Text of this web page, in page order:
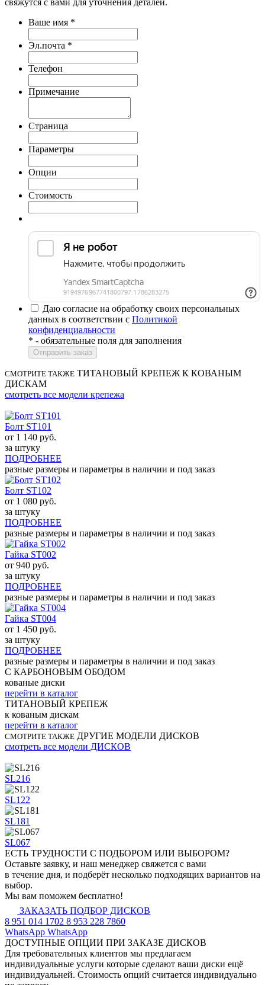
свяжутся с вами для уточнения деталей.
Ваше имя *
Эл.почта *
Телефон
Примечание
Страница
Параметры
Опции
Стоимость
Даю согласие на обработку своих персональных
данных в соответствии с Политикой
конфиденциальности
* - обязательные поля для заполнения
СМОТРИТЕ ТАКЖЕ ТИТАНОВЫЙ КРЕПЕЖ К КОВАНЫМ
ДИСКАМ
смотреть все модели крепежа
Болт ST101
от 1 140 руб.
за штуку
ПОДРОБНЕЕ
разные размеры и параметры в наличии и под заказ
Болт ST102
от 1 080 руб.
за штуку
ПОДРОБНЕЕ
разные размеры и параметры в наличии и под заказ
Гайка ST002
от 940 руб.
за штуку
ПОДРОБНЕЕ
разные размеры и параметры в наличии и под заказ
Гайка ST004
от 1 450 руб.
за штуку
ПОДРОБНЕЕ
разные размеры и параметры в наличии и под заказ
С КАРБОНОВЫМ ОБОДОМ
кованые диски
перейти в каталог
ТИТАНОВЫЙ КРЕПЕЖ
к кованым дискам
перейти в каталог
СМОТРИТЕ ТАКЖЕ ДРУГИЕ МОДЕЛИ ДИСКОВ
смотреть все модели ДИСКОВ
SL216
SL122
SL181
SL067
ЕСТЬ ТРУДНОСТИ С ПОДБОРОМ ИЛИ ВЫБОРОМ?
Оставьте заявку, и наш менеджер свяжется с вами
в течение дня, и подберёт несколько подходящих вариантов на
выбор.
Мы вам поможем бесплатно!
ЗАКАЗАТЬ ПОДБОР ДИСКОВ
8 951 014 1702 8 953 228 7860
WhatsApp WhatsApp
ДОСТУПНЫЕ ОПЦИИ ПРИ ЗАКАЗЕ ДИСКОВ
Для требовательных клиентов мы предлагаем
индивидуальные услуги которые сделают ваши диски ещё
индивидуальней. Стоимость опций считается индивидуально